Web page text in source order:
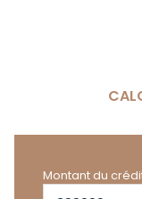
Montant du